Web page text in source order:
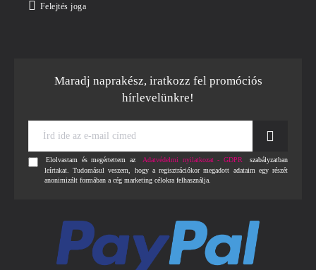
Felejtés joga
Maradj naprakész, iratkozz fel promóciós
hírlevelünkre!
az
e-
Elolvastam és megértettem az Adatvédelmi nyilatkozat - GDPR
szabályzatban
leírtakat. Tudomásul veszem, hogy a regisztrációkor megadott adataim egy részét
anonimizált formában a cég marketing célokra felhasználja.